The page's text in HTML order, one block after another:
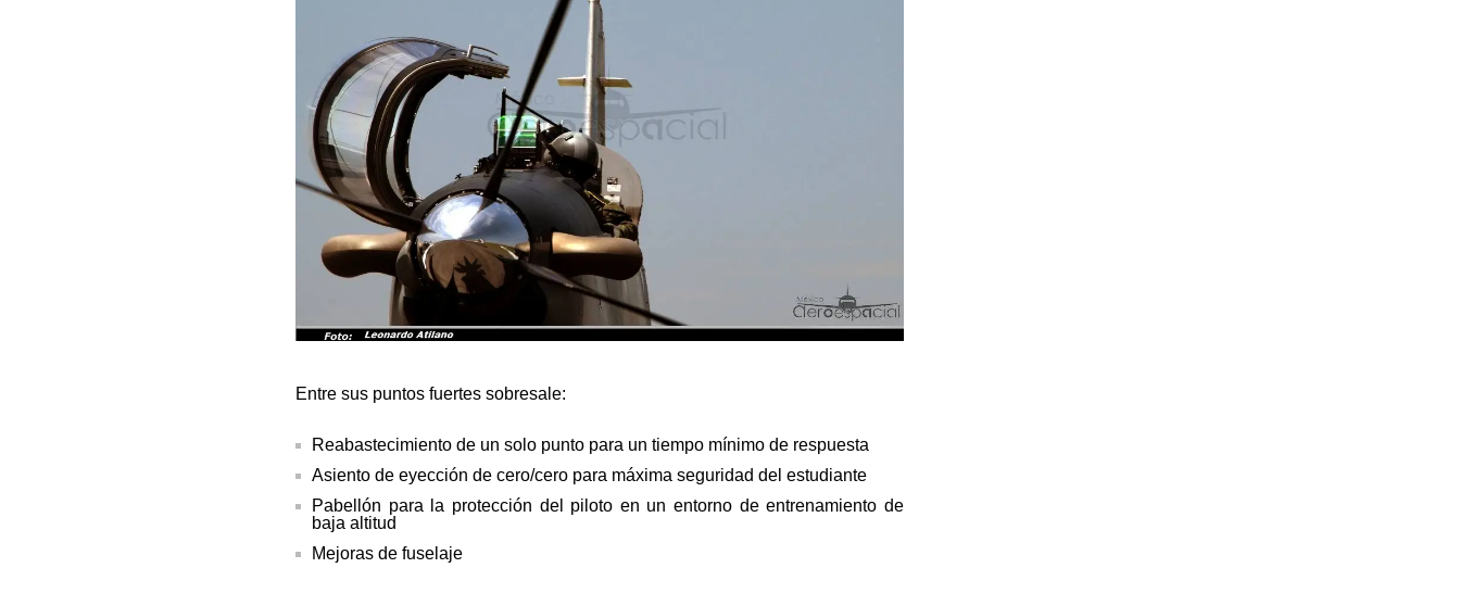
Entre sus puntos fuertes sobresale:
Reabastecimiento de un solo punto para un tiempo mínimo de respuesta
Asiento de eyección de cero/cero para máxima seguridad del estudiante
Pabellón para la protección del piloto en un entorno de entrenamiento de
baja altitud
Mejoras de fuselaje